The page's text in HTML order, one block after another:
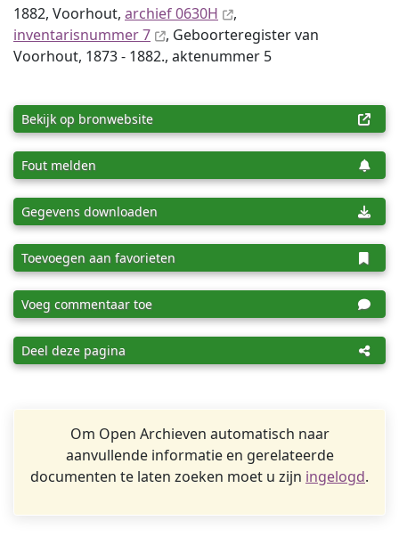
1882, Voorhout, archief 0630H
,
inventaris­num­mer 7
, Geboorteregister van
Voorhout, 1873 - 1882., aktenummer 5
Bekijk op bronwebsite
Fout melden
Gegevens downloaden
Toevoegen aan favorieten
Voeg commentaar toe
Deel deze pagina
Om Open Archieven automatisch naar
aanvullende informatie en gerelateerde
documenten te laten zoeken moet u zijn ingelogd.